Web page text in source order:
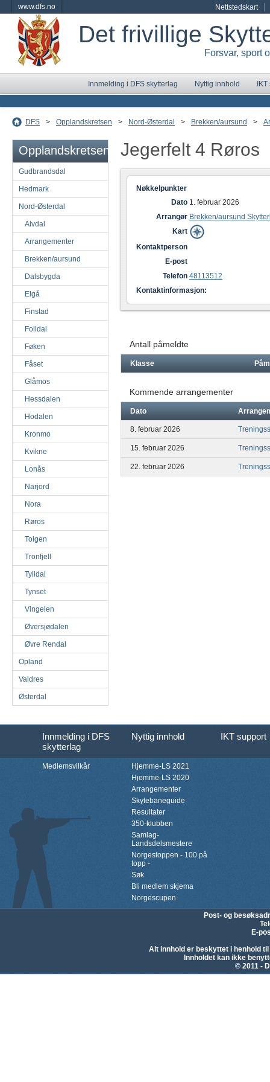
www.dfs.no Nettstedskart
Det frivillige
Forsvar, sport
Innmelding i DFS skytterlag Nyttig innhold
DFS > Opplandskretsen > Nord-Østerdal > Brekken/aursund >
Opplandskretsen
Gudbrandsdal
Hedmark
Nord-Østerdal
Alvdal
Arrangementer
Brekken/aursund
Dalsbygda
Elgå
Finstad
Folldal
Føken
Fåset
Glåmos
Hessdalen
Hodalen
Kronmo
Kvikne
Lonås
Narjord
Nora
Røros
Tolgen
Tronfjell
Tylldal
Tynset
Vingelen
Øversjødalen
Øvre Rendal
Opland
Valdres
Østerdal
Jegerfelt 4 Røros
Nøkkelpunkter
Dato 1. februar 2026
Arrangør Brekken/aursund
Kart
Kontaktperson
E-post
Telefon 48113512
Kontaktinformasjon:
Antall påmeldte
Klasse
Kommende arrangementer
Dato
8. februar 2026
15. februar 2026
22. februar 2026
Innmelding i DFS
skytterlag
Nyttig innhold IKT support
Medlemsvilkår
Hjemme-LS 2021
Hjemme-LS 2020
Arrangementer
Skytebaneguide
Resultater
350-klubben
Samlag-
Landsdelsmestere
Norgestoppen - 100 på
topp -
Søk
Bli medlem skjema
Norgescupen
Post- og
E-
Alt innhold er beskyttet i henhold
Innholdet kan ikke
© 2011 -